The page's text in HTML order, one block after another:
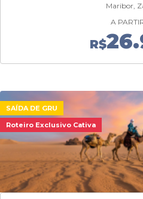
Maribor,
A
R$
SAÍDA DE GRU
Roteiro Exclusivo Cativa